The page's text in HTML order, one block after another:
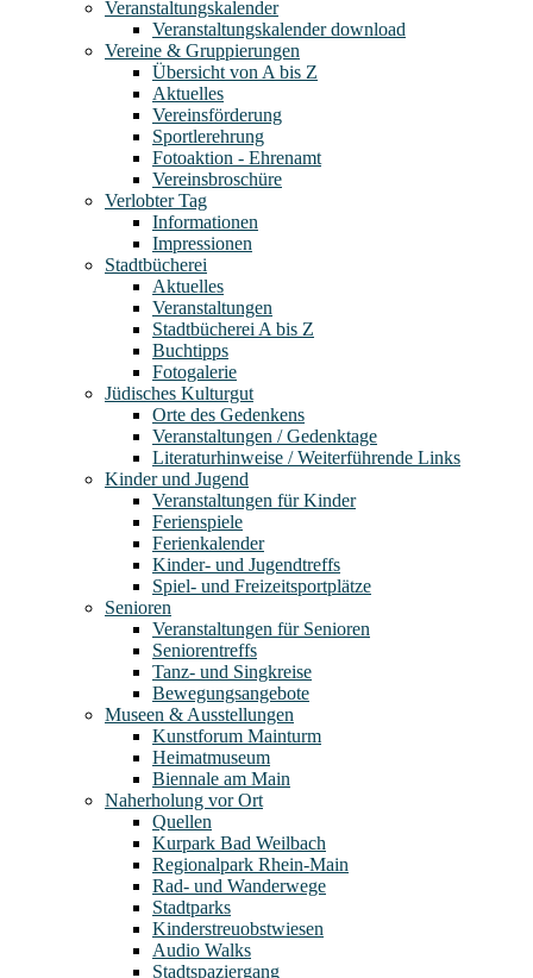
Veranstaltungskalender
Veranstaltungskalender download
Vereine & Gruppierungen
Übersicht von A bis Z
Aktuelles
Vereinsförderung
Sportlerehrung
Fotoaktion - Ehrenamt
Vereinsbroschüre
Verlobter Tag
Informationen
Impressionen
Stadtbücherei
Aktuelles
Veranstaltungen
Stadtbücherei A bis Z
Buchtipps
Fotogalerie
Jüdisches Kulturgut
Orte des Gedenkens
Veranstaltungen / Gedenktage
Literaturhinweise / Weiterführende Links
Kinder und Jugend
Veranstaltungen für Kinder
Ferienspiele
Ferienkalender
Kinder- und Jugendtreffs
Spiel- und Freizeitsportplätze
Senioren
Veranstaltungen für Senioren
Seniorentreffs
Tanz- und Singkreise
Bewegungsangebote
Museen & Ausstellungen
Kunstforum Mainturm
Heimatmuseum
Biennale am Main
Naherholung vor Ort
Quellen
Kurpark Bad Weilbach
Regionalpark Rhein-Main
Rad- und Wanderwege
Stadtparks
Kinderstreuobstwiesen
Audio Walks
Stadtspaziergang